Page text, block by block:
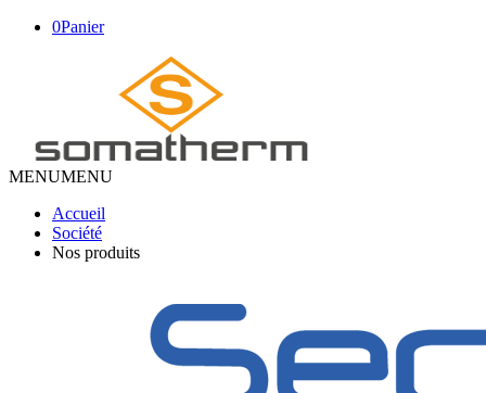
0Panier
MENUMENU
Accueil
Société
Nos produits